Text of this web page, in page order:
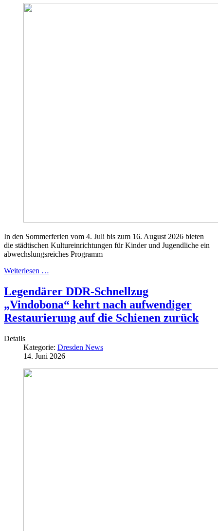
In den Sommerferien vom 4. Juli bis zum 16. August 2026 bieten
die städtischen Kultureinrichtungen für Kinder und Jugendliche ein
abwechslungsreiches Programm
Weiterlesen …
Legendärer DDR-Schnellzug
„Vindobona“ kehrt nach aufwendiger
Restaurierung auf die Schienen zurück
Details
Kategorie: Dresden News
14. Juni 2026